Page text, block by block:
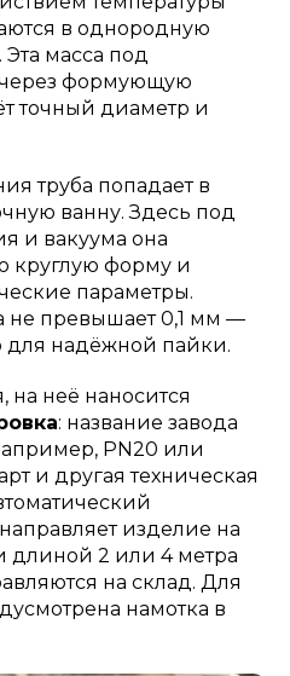
в однородную
масса под
формующую
точный диаметр и
труба попадает в
ванну. Здесь под
и вакуума она
круглую форму и
параметры.
не превышает 0,1 мм —
для надёжной пайки.
на неё наносится
: название завода
PN20 или
и другая техническая
изделие на
длиной 2 или 4 метра
на склад. Для
намотка в